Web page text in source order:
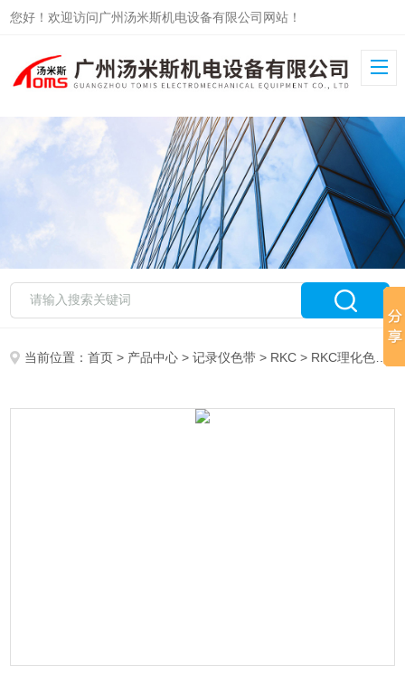
您好！欢迎访问广州汤米斯机电设备有限公司网站！
当前位置：首页 > 产品中心 >记录仪色带 > RKC > RKC理化色带B9901AX